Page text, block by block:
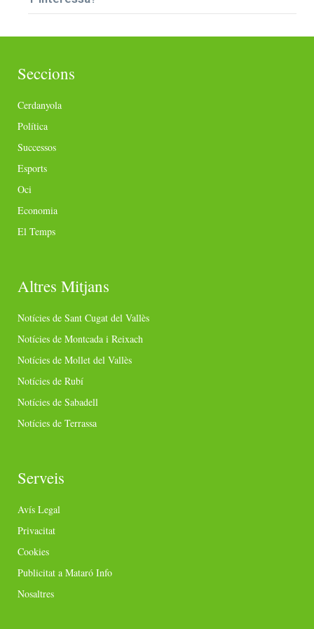
Seccions
Cerdanyola
Política
Successos
Esports
Oci
Economia
El Temps
Altres Mitjans
Notícies de Sant Cugat del Vallès
Notícies de Montcada i Reixach
Notícies de Mollet del Vallès
Notícies de Rubí
Notícies de Sabadell
Notícies de Terrassa
Serveis
Avís Legal
Privacitat
Cookies
Publicitat a Mataró Info
Nosaltres